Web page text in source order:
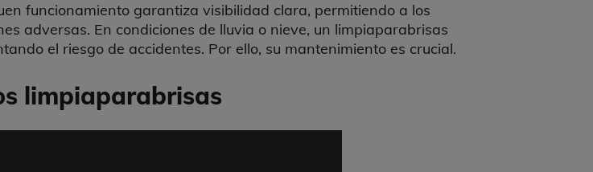
funcionamiento garantiza visibilidad clara, permitiendo a los
adversas. En condiciones de lluvia o nieve, un limpiaparabrisas
el riesgo de accidentes. Por ello, su mantenimiento es crucial.
limpiaparabrisas